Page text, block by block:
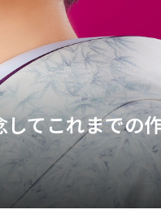
てこれまでの